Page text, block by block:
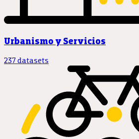
Urbanismo y Servicios
237 datasets